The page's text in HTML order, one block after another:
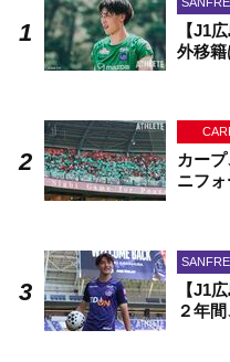
【J1
外移
カー
ニフ
【J1
２年